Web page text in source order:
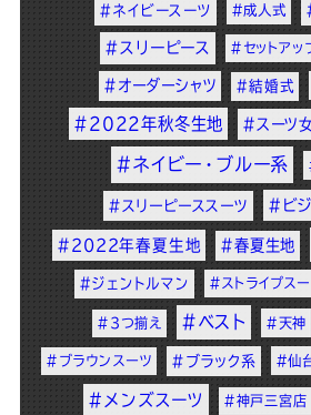
#ネイビースーツ #成人式
#スリーピース #セットアッ
#オーダーシャツ #結婚式
#2022年秋冬生地 #スーツ
#ネイビー・ブルー系
#スリーピーススーツ #ビ
#2022年春夏生地 #春夏生地
#ジェントルマン #ストライプス
#3つ揃え #ベスト #天神
#ブラウンスーツ #ブラック系 #仙
#メンズスーツ #神戸三宮店